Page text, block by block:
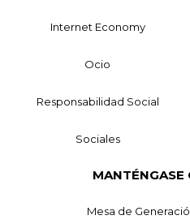
Internet Economy
Ocio
Responsabilidad Social
Sociales
MANTÉNGASE
Mesa de